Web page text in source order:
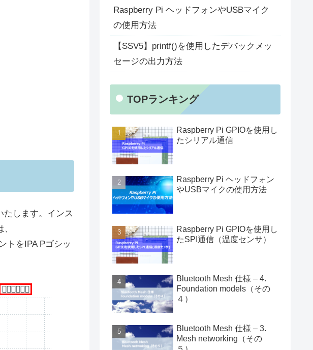
たします。インス
トをIPA Pゴシッ
Raspberry Pi ヘッドフォンやUSBマイク
の使用方法
【SSV5】printf()を使用したデバックメッ
セージの出力方法
TOPランキング
Raspberry Pi GPIOを使用し
たシリアル通信
Raspberry Pi ヘッドフォン
やUSBマイクの使用方法
Raspberry Pi GPIOを使用し
たSPI通信（温度センサ）
Bluetooth Mesh 仕様 – 4.
Foundation models（その
４）
Bluetooth Mesh 仕様 – 3.
Mesh networking（その